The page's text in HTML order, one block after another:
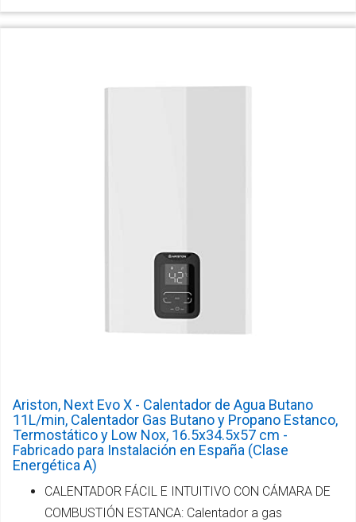
Ariston, Next Evo X - Calentador de Agua Butano
11L/min, Calentador Gas Butano y Propano Estanco,
Termostático y Low Nox, 16.5x34.5x57 cm -
Fabricado para Instalación en España (Clase
Energética A)
CALENTADOR FÁCIL E INTUITIVO CON CÁMARA DE
COMBUSTIÓN ESTANCA: Calentador a gas